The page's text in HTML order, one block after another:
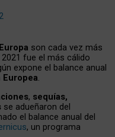
Europa son cada vez más
fue el más cálido
expone el balance anual
Europea.
, sequías,
se adueñaron del
el balance anual del
, un programa